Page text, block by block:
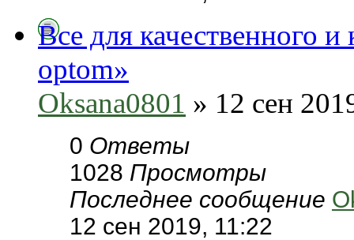
Все для качественного
optom»
Oksana0801 » 12 сен
0 Ответы
1028 Просмотры
Последнее сообщение
12 сен 2019, 11:22